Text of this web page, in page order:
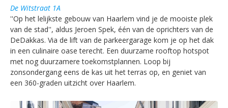
De Witstraat 1A
''Op het lelijkste gebouw van Haarlem vind je de mooiste plek
van de stad'', aldus Jeroen Spek, één van de oprichters van de
DeDakkas. Via de lift van de parkeergarage kom je op het dak
in een culinaire oase terecht. Een duurzame rooftop hotspot
met nog duurzamere toekomstplannen. Loop bij
zonsondergang eens de kas uit het terras op, en geniet van
een 360-graden uitzicht over Haarlem.